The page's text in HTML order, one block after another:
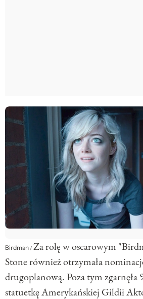
Birdman/Za rolę w oscarowym
Stone również otrzymała
drugoplanową. Poza tym
statuetkę Amerykańskiej Gildii